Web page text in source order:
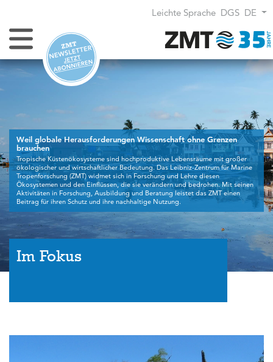
Leichte Sprache DGS DE
Navigation umschalten
großer
Marine
seinen
Im Fokus